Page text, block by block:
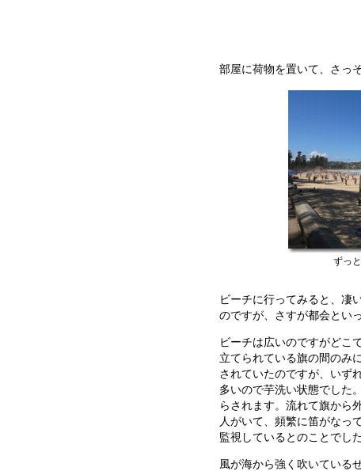
部屋に荷物を置いて、さっ
ずっ
ビーチに行ってみると、凄
のですが、さすが都会とい
ビーチは広いのですがどこ
立てられている旗の間のみ
されていたのですが、いず
多いので芋洗い状態でした
らされます。流れて旗から
人がいて、頻繁に笛がなっ
監視しているとのことでした
風が海から強く吹いている